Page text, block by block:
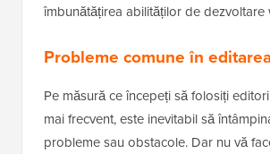
îmbunătățirea abilităților de dezvoltare
Probleme comune în
Pe măsură ce începeți să folosiți
mai frecvent, este inevitabil să
probleme sau obstacole. Dar nu vă